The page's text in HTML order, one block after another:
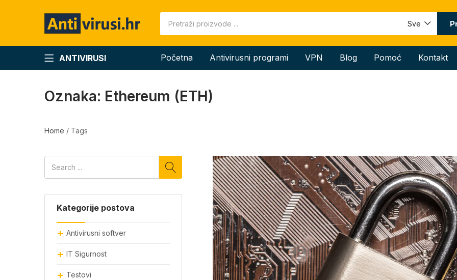
Sve
ANTIVIRUSI Početna Antivirusni programi VPN Blog Pomoć Kontakt
Oznaka: Ethereum (ETH)
Home / Tags
Kategorije postova
Antivirusni softver
IT Sigurnost
Testovi